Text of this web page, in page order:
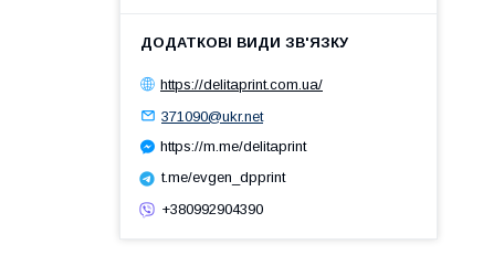
https://delitaprint.com.ua/
371090@ukr.net
https://m.me/delitaprint
t.me/evgen_dpprint
+380992904390